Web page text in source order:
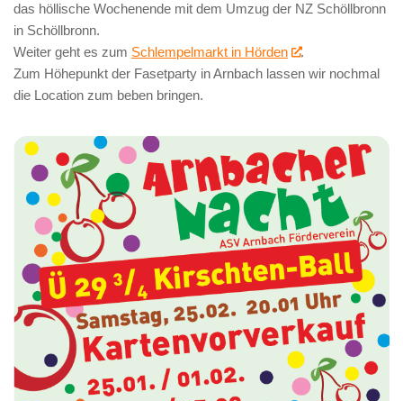
das höllische Wochenende mit dem Umzug der NZ Schöllbronn
in Schöllbronn.
Weiter geht es zum Schlempelmarkt in Hörden
.
Zum Höhepunkt der Fasetparty in Arnbach lassen wir nochmal
die Location zum beben bringen.